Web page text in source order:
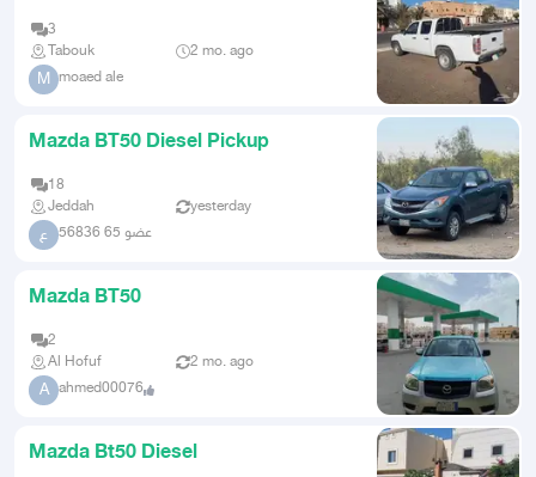
3
Tabouk
2 mo. ago
M moaed ale
Mazda BT50 Diesel Pickup
18
Jeddah
yesterday
ع عضو 65 56836
Mazda BT50
2
Al Hofuf
2 mo. ago
A ahmed00076
Mazda Bt50 Diesel